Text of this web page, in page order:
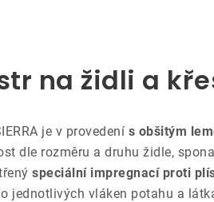
na židli a
je v provedení s obšitým
dle rozměru a druhu židle,
speciální impregnací proti
jednotlivých vláken potahu a